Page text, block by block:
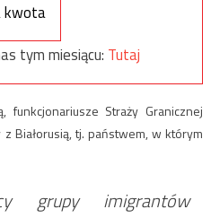
kwota
tym miesiącu: Tutaj
Straży Granicznej
Białorusią, tj. państwem, w którym
grupy imigrantów